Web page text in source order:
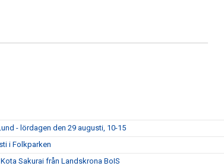
- lördagen den 29 augusti, 10-15
i Folkparken
Sakurai från Landskrona BoIS